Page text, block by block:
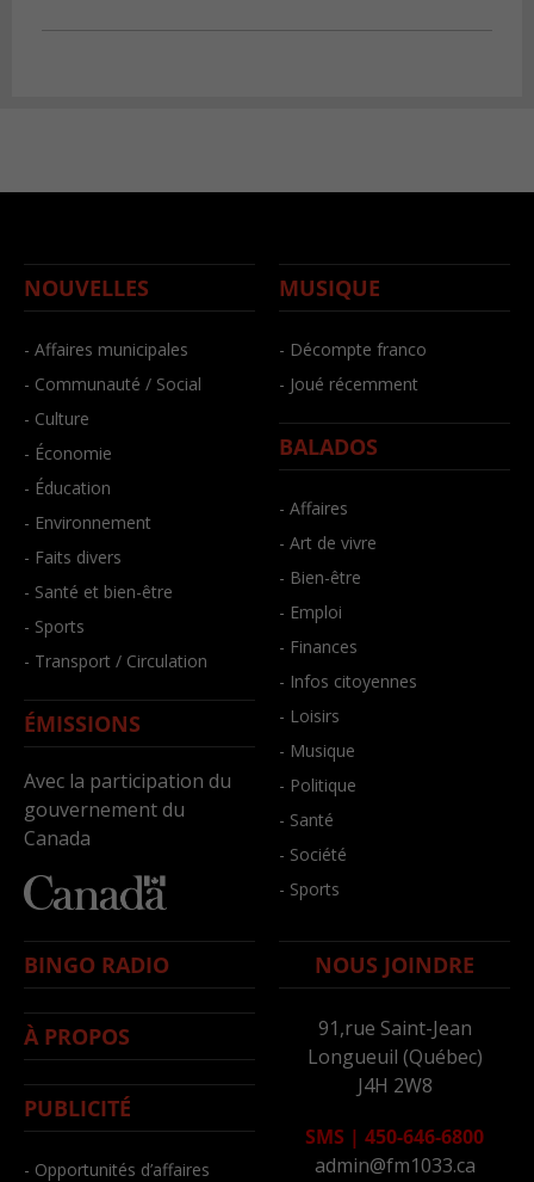
NOUVELLES
- Affaires municipales
- Communauté / Social
- Culture
- Économie
- Éducation
- Environnement
- Faits divers
- Santé et bien-être
- Sports
- Transport / Circulation
ÉMISSIONS
Avec la participation du
gouvernement du
Canada
MUSIQUE
- Décompte franco
- Joué récemment
BALADOS
- Affaires
- Art de vivre
- Bien-être
- Emploi
- Finances
- Infos citoyennes
- Loisirs
- Musique
- Politique
- Santé
- Société
- Sports
BINGO RADIO
À PROPOS
PUBLICITÉ
- Opportunités d’affaires
NOUS JOINDRE
91,rue Saint-Jean
Longueuil (Québec)
J4H 2W8
SMS | 450-646-6800
admin@fm1033.ca